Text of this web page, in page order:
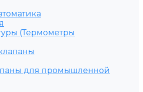
(Термометры
для промышленной